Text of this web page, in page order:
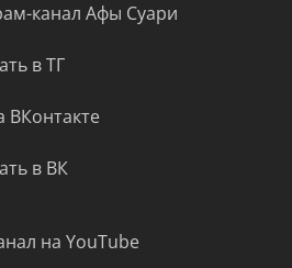
канал Афы Суари
в ТГ
ВКонтакте
в ВК
на YouTube